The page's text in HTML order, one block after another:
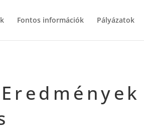
Fontos információk Pályázatok